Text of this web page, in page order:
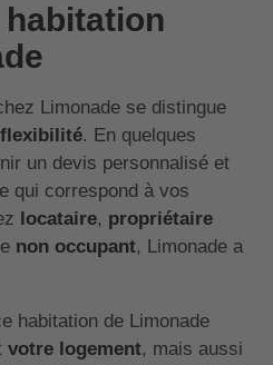
Limonade se distingue
flexibilité. En quelques
un devis personnalisé et
qui correspond à vos
locataire, propriétaire
non occupant, Limonade a
habitation de Limonade
votre logement, mais aussi